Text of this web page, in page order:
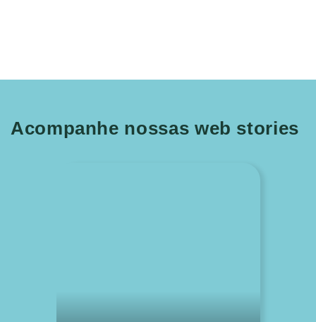
Acompanhe nossas web stories